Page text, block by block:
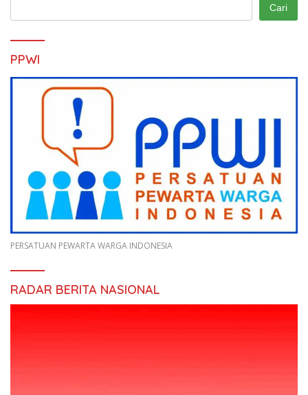
Cari
PPWI
PERSATUAN PEWARTA WARGA INDONESIA
RADAR BERITA NASIONAL